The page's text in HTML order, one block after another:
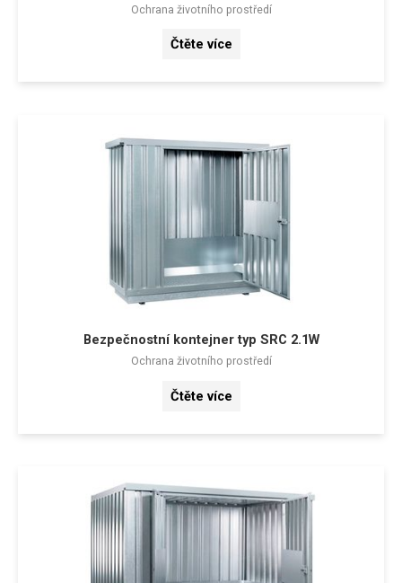
Ochrana životního prostředí
Čtěte více
Bezpečnostní kontejner typ SRC 2.1W
Ochrana životního prostředí
Čtěte více